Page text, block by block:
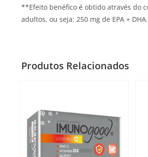
**Efeito benéfico é obtido através do
adultos, ou seja: 250 mg de EPA + DHA.
Produtos Relacionados